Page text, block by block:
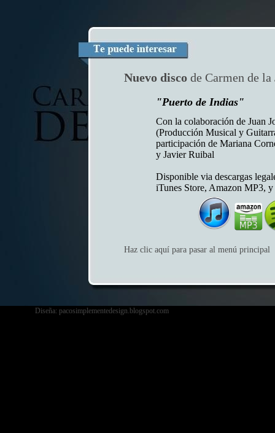
Diseña: pacosimplementedesign.blogspot.com
Nuevo disco de Carmen de la
"Puerto de Indias"
Con la colaboración de Juan
(Producción Musical y
participación de Mariana
y Javier Ruibal
Disponible via descargas
iTunes Store, Amazon MP3,
Haz clic aquí para pasar al menú principal